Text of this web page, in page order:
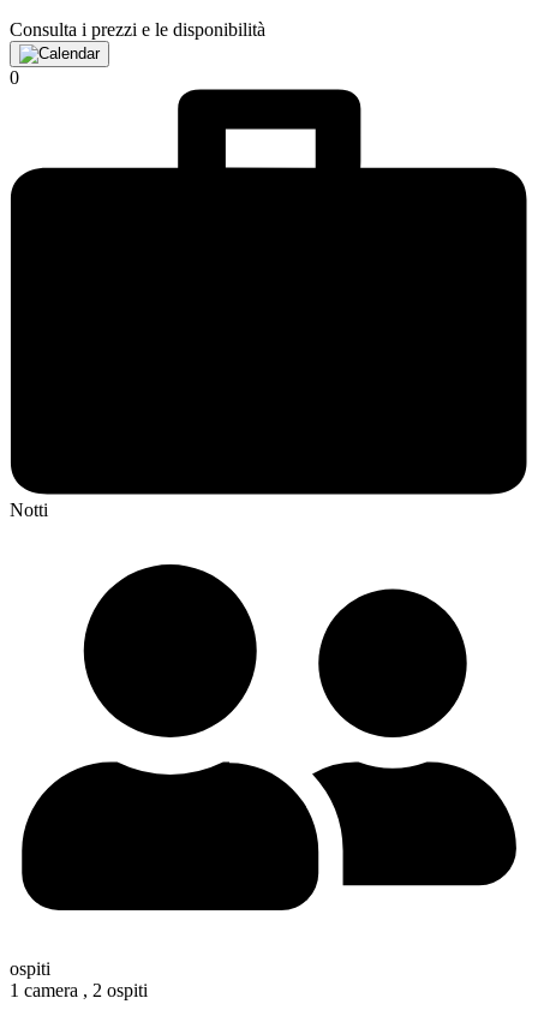
Consulta i prezzi e le disponibilità
0
Notti
ospiti
1 camera , 2 ospiti